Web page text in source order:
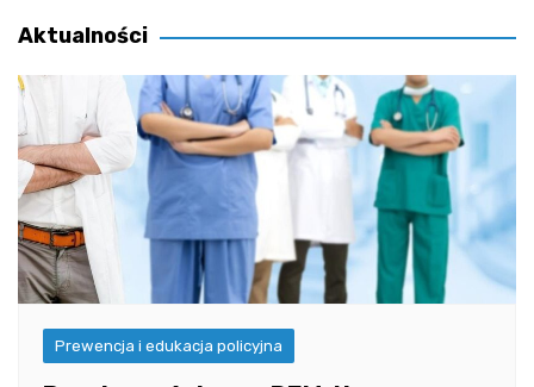
Aktualności
Prewencja i edukacja policyjna